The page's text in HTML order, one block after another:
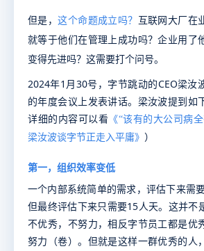
但是，这个命题成立吗？ 互联网大厂在
就等于他们在管理上成功吗？企业用了
变得先进吗？这需要打个问号。
2024年1月30号，字节跳动的CEO梁汝
的年度会议上发表讲话。梁汝波提到如
详细的内容可以看 《“该有的大公司病
梁汝波谈字节正走入平庸》 ）
第一，组织效率变低
一个内部系统简单的需求，评估下来需
但最终评估下来只需要15人天。这并不
不优秀，不努力，相反字节员工都是优
努力（卷）。但就是这样一群优秀的人